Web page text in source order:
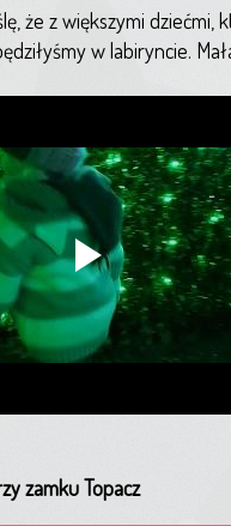
że z większymi
w labiryncie.
zamku Topacz